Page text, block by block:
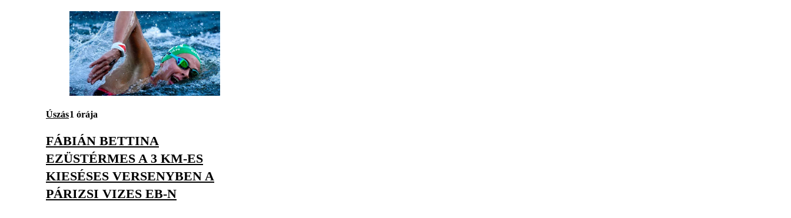
Úszás1 órája
FÁBIÁN BETTINA
EZÜSTÉRMES A 3 KM-ES
KIESÉSES VERSENYBEN A
PÁRIZSI VIZES EB-N